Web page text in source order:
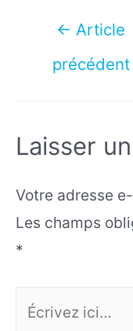
Navigation
l’article
← Article
précédent
Laisser
Votre adresse
Les champs
*
Écrivez